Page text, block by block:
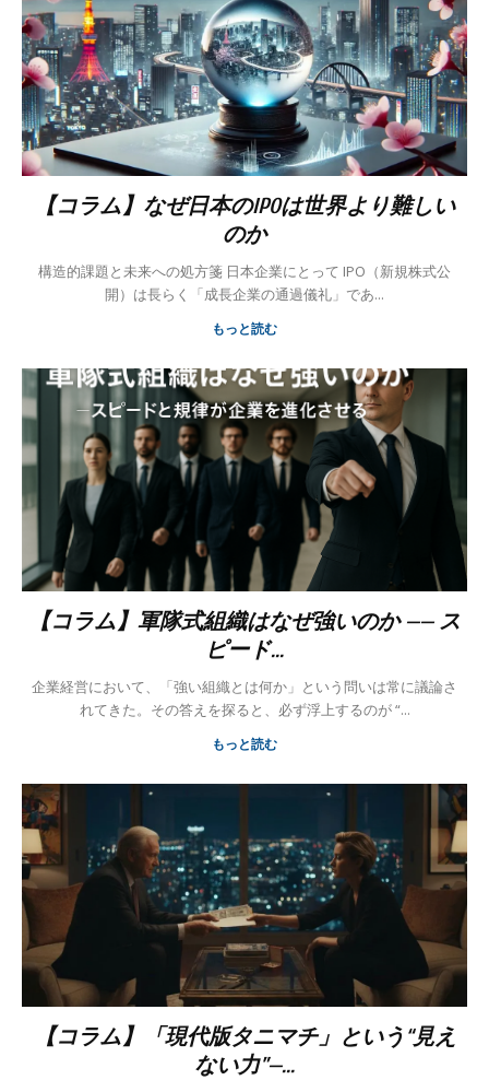
【コラム】なぜ日本のIPOは世界より難しい
のか
構造的課題と未来への処方箋 日本企業にとって IPO（新規株式公
開）は長らく「成長企業の通過儀礼」であ...
もっと読む
【コラム】軍隊式組織はなぜ強いのか —— ス
ピード...
企業経営において、「強い組織とは何か」という問いは常に議論さ
れてきた。その答えを探ると、必ず浮上するのが “...
もっと読む
【コラム】「現代版タニマチ」という“見え
ない力”—...